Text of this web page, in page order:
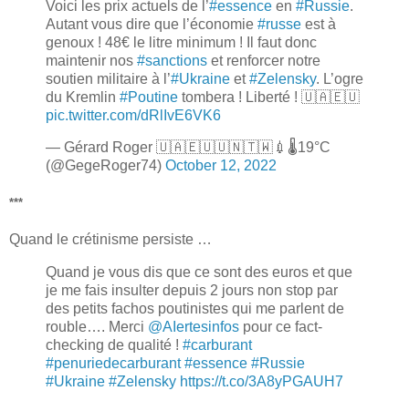
Voici les prix actuels de l’#essence en #Russie.
Autant vous dire que l’économie #russe est à
genoux ! 48€ le litre minimum ! Il faut donc
maintenir nos #sanctions et renforcer notre
soutien militaire à l’#Ukraine et#Zelensky. L’ogre
du Kremlin #Poutine tombera ! Liberté ! 🇺🇦🇪🇺
pic.twitter.com/dRlIvE6VK6
— Gérard Roger 🇺🇦🇪🇺🇺🇳🇹🇼💉🌡19°C
(@GegeRoger74) October 12, 2022
***
Quand le crétinisme persiste …
Quand je vous dis que ce sont des euros et que
je me fais insulter depuis 2 jours non stop par
des petits fachos poutinistes qui me parlent de
rouble…. Merci @AIertesinfos pour ce fact-
checking de qualité ! #carburant
#penuriedecarburant #essence #Russie
#Ukraine #Zelensky https://t.co/3A8yPGAUH7